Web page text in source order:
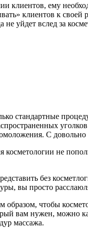
клиентов, ему
клиентов к своей
не уйдет вслед за
стандартные
С
не
без
вы просто
чтобы
вам нужен, можно
массажа.